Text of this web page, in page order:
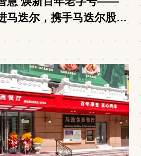
马迭尔，携手马迭尔股份